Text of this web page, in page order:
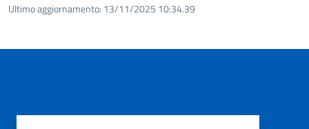
Ultimo aggiornamento: 13/11/2025 10:34.39